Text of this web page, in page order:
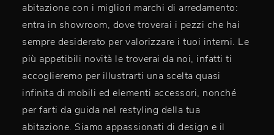
abitazione con i migliori marchi di arredamento:
entra in showroom, dove troverai i pezzi che hai
sempre desiderato per valorizzare i tuoi interni. Le
più appetibili novità le troverai da noi, infatti ti
accoglieremo per illustrarti una scelta quasi
infinita di mobili ed elementi accessori, nonché
per farti da guida nel restyling della tua
abitazione. Siamo appassionati di design e il